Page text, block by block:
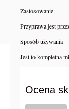
Zastosowanie
Przyprawa jest
Sposób używania
Jest to kompletna
Ocena